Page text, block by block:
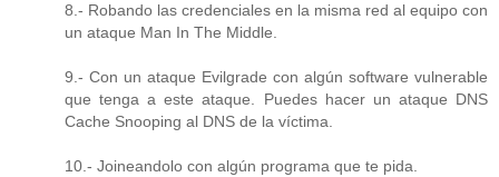
8.- Robando las credenciales en la misma red al equipo con
un ataque Man In The Middle.
9.- Con un ataque Evilgrade con algún software vulnerable
que tenga a este ataque. Puedes hacer un ataque DNS
Cache Snooping al DNS de la víctima.
10.- Joineandolo con algún programa que te pida.